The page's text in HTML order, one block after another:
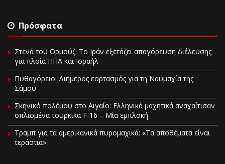
Πρόσφατα
Στενά του Ορμούζ: Το Ιράν εξετάζει απαγόρευση διέλευσης
για πλοία ΗΠΑ και Ισραήλ
Πυθαγόρειο: Διήμερος εορτασμός για τη Ναυμαχία της
Σάμου
Σκηνικό πολέμου στο Αιγαίο: Ελληνικά μαχητικά αναχαίτισαν
οπλισμένα τουρκικά F-16 – Μία εμπλοκή
Τραμπ για τα αμερικανικά πυρομαχικά: «Τα αποθέματα είναι
τεράστια»